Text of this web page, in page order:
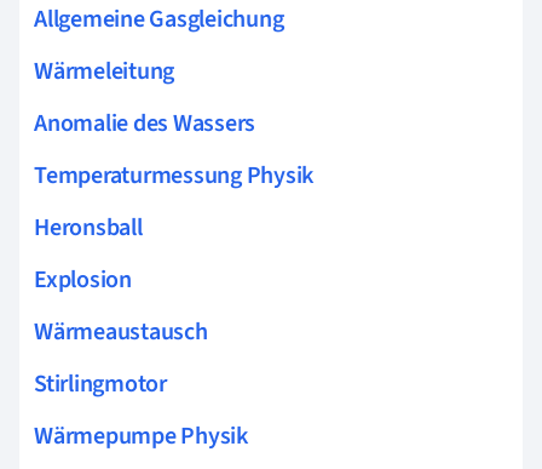
Allgemeine Gasgleichung
Wärmeleitung
Anomalie des Wassers
Temperaturmessung Physik
Heronsball
Explosion
Wärmeaustausch
Stirlingmotor
Wärmepumpe Physik